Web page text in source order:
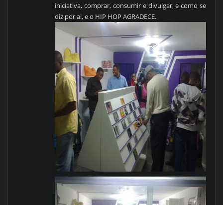
iniciativa, comprar, consumir e divulgar, e como se
diz por ai, e o HIP HOP AGRADECE.